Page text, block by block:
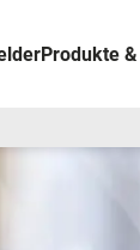
Produkte